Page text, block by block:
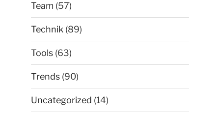
Team (57)
Technik (89)
Tools (63)
Trends (90)
Uncategorized (14)